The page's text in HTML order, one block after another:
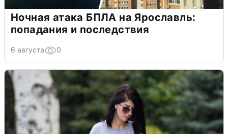
Ночная атака БПЛА на Ярославль:
попадания и последствия
6 августа 0